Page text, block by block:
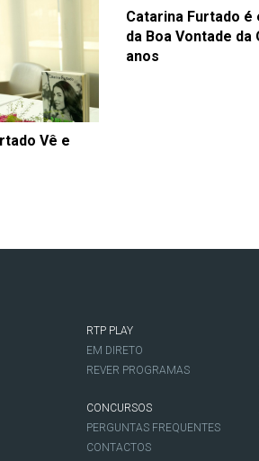
Vê e
Catarina Furtado é
da Boa Vontade da
anos
RTP PLAY
EM DIRETO
REVER PROGRAMAS
CONCURSOS
PERGUNTAS FREQUENTES
CONTACTOS